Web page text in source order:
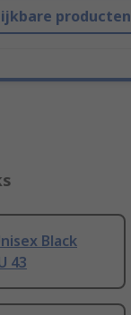
producten
Black
43